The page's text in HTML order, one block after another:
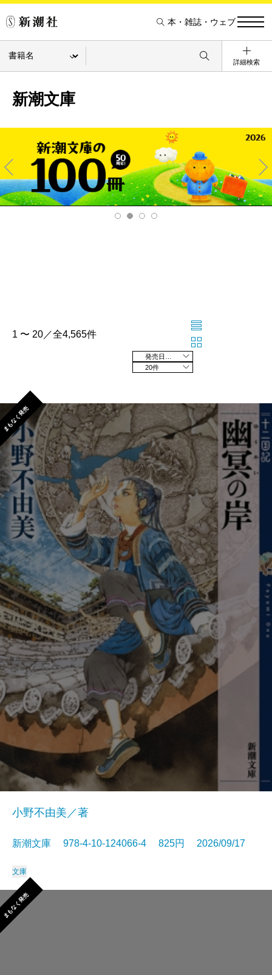
本・雑誌・ウェブ
詳細検索
新潮文庫
Pre
v
Ne
xt
1 〜 20／全4,565件
20件
まもなく発売
小野不由美／著
新潮文庫 978-4-10-124066-4 825円 2026/09/17
文庫
まもなく発売